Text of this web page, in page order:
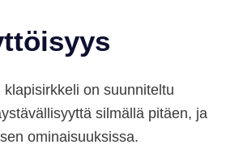
on suunniteltu
silmällä pitäen, ja
ominaisuuksissa.